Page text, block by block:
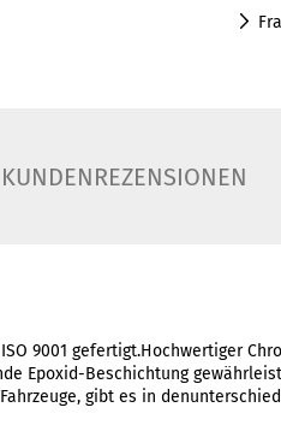
KUNDENREZENSIONEN
9001 gefertigt.Hochwertiger
Epoxid-Beschichtung
gibt es in